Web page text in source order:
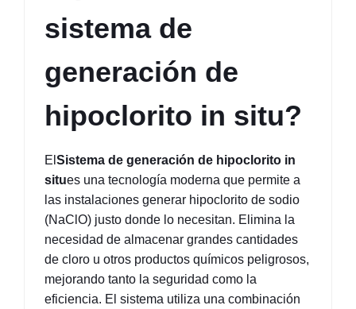
sistema de
generación de
hipoclorito in situ?
El Sistema de generación de hipoclorito in
situes una tecnología moderna que permite a
las instalaciones generar hipoclorito de sodio
(NaClO) justo donde lo necesitan. Elimina la
necesidad de almacenar grandes cantidades
de cloro u otros productos químicos peligrosos,
mejorando tanto la seguridad como la
eficiencia. El sistema utiliza una combinación